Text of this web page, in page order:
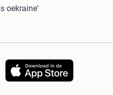
oekraine'